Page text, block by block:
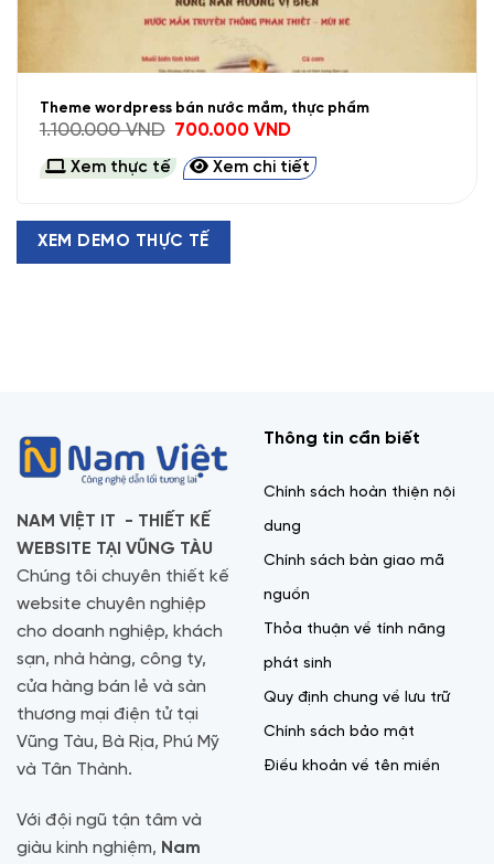
Theme wordpress bán nước mắm, thực phẩm
1.100.000VND
Giá
là:
1.100.000 VND.
700.000VNDGiá
tại
là:
700.000 VND.
Xem thực tế Xem chi tiết
XEM DEMO THỰC TẾ
NAM VIỆT IT - THIẾT KẾ
WEBSITE TẠI VŨNG TÀU
Chúng tôi chuyên thiết kế
website chuyên nghiệp
cho doanh nghiệp, khách
sạn, nhà hàng, công ty,
cửa hàng bán lẻ và sàn
thương mại điện tử tại
Vũng Tàu, Bà Rịa, Phú Mỹ
và Tân Thành.
Với đội ngũ tận tâm và
giàu kinh nghiệm, Nam
Thông tin cần biết
Chính sách hoàn thiện nội
dung
Chính sách bàn giao mã
nguồn
Thỏa thuận về tính năng
phát sinh
Quy định chung về lưu trữ
Chính sách bảo mật
Điều khoản về tên miền